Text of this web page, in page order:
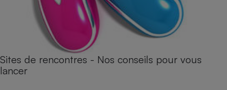
Sites de rencontres - Nos conseils pour vous
lancer